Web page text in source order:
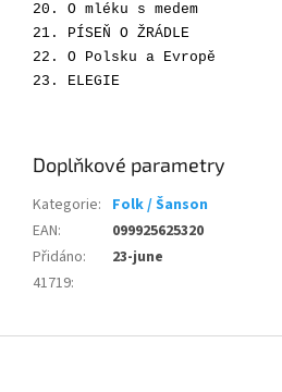
20. O mléku s medem
21. PÍSEŇ O ŽRÁDLE
22. O Polsku a Evropě
23. ELEGIE
Doplňkové parametry
Kategorie: Folk / Šanson
EAN:
099925625320
Přidáno:
23-june
41719: